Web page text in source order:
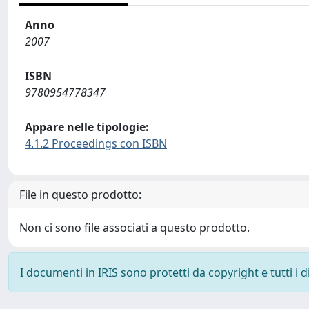
Anno
2007
ISBN
9780954778347
Appare nelle tipologie:
4.1.2 Proceedings con ISBN
File in questo prodotto:
Non ci sono file associati a questo prodotto.
I documenti in IRIS sono protetti da copyright e tutti i